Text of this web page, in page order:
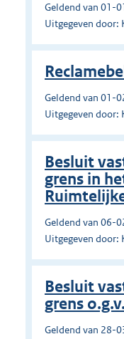
Geldend van 01-
Uitgegeven door:
Geldend van 01-
Uitgegeven door:
Besluit
grens in
Geldend van 06-
Uitgegeven door:
Besluit
grens
Geldend van 28-